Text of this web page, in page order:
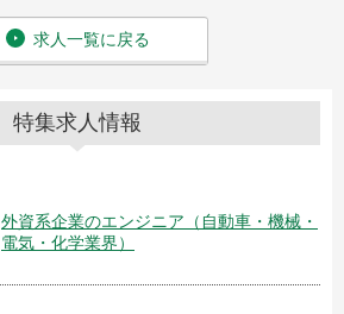
求人一覧に戻る
特集求人情報
外資系企業のエンジニア（自動車・機械・
電気・化学業界）